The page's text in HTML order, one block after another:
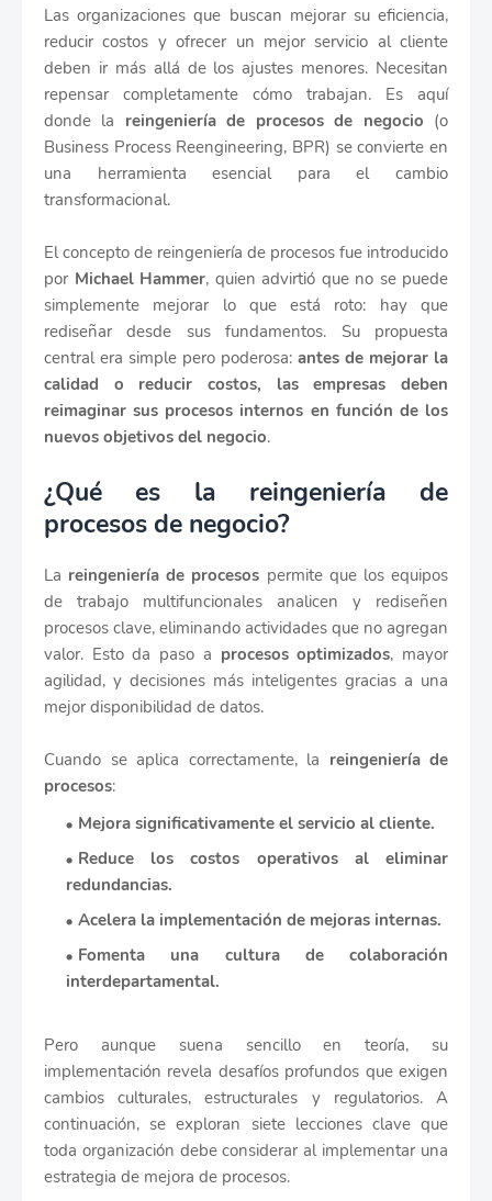
Las organizaciones que buscan mejorar su eficiencia,
reducir costos y ofrecer un mejor servicio al cliente
deben ir más allá de los ajustes menores. Necesitan
repensar completamente cómo trabajan. Es aquí
donde la reingeniería de procesos de negocio (o
Business Process Reengineering, BPR) se convierte en
una herramienta esencial para el cambio
transformacional.
El concepto de reingeniería de procesos fue introducido
por Michael Hammer, quien advirtió que no se puede
simplemente mejorar lo que está roto: hay que
rediseñar desde sus fundamentos. Su propuesta
central era simple pero poderosa: antes de mejorar la
calidad o reducir costos, las empresas deben
reimaginar sus procesos internos en función de los
nuevos objetivos del negocio.
¿Qué es la reingeniería de
procesos de negocio?
La reingeniería de procesos permite que los equipos
de trabajo multifuncionales analicen y rediseñen
procesos clave, eliminando actividades que no agregan
valor. Esto da paso a procesos optimizados, mayor
agilidad, y decisiones más inteligentes gracias a una
mejor disponibilidad de datos.
Cuando se aplica correctamente, la reingeniería de
procesos:
Mejora significativamente el servicio al cliente.
Reduce los costos operativos al eliminar
redundancias.
Acelera la implementación de mejoras internas.
Fomenta una cultura de colaboración
interdepartamental.
Pero aunque suena sencillo en teoría, su
implementación revela desafíos profundos que exigen
cambios culturales, estructurales y regulatorios. A
continuación, se exploran siete lecciones clave que
toda organización debe considerar al implementar una
estrategia de mejora de procesos.